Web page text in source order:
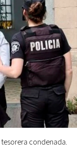
tesorera condenada.